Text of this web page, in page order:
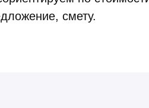
смету.